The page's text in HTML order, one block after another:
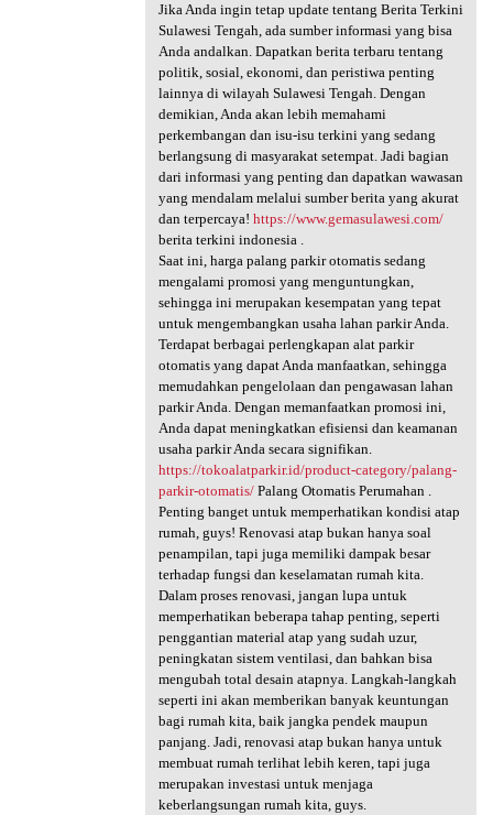
Jika Anda ingin tetap update tentang Berita Terkini
Sulawesi Tengah, ada sumber informasi yang bisa
Anda andalkan. Dapatkan berita terbaru tentang
politik, sosial, ekonomi, dan peristiwa penting
lainnya di wilayah Sulawesi Tengah. Dengan
demikian, Anda akan lebih memahami
perkembangan dan isu-isu terkini yang sedang
berlangsung di masyarakat setempat. Jadi bagian
dari informasi yang penting dan dapatkan wawasan
yang mendalam melalui sumber berita yang akurat
dan terpercaya! https://www.gemasulawesi.com/
berita terkini indonesia .
Saat ini, harga palang parkir otomatis sedang
mengalami promosi yang menguntungkan,
sehingga ini merupakan kesempatan yang tepat
untuk mengembangkan usaha lahan parkir Anda.
Terdapat berbagai perlengkapan alat parkir
otomatis yang dapat Anda manfaatkan, sehingga
memudahkan pengelolaan dan pengawasan lahan
parkir Anda. Dengan memanfaatkan promosi ini,
Anda dapat meningkatkan efisiensi dan keamanan
usaha parkir Anda secara signifikan.
https://tokoalatparkir.id/product-category/palang-
parkir-otomatis/Palang Otomatis Perumahan .
Penting banget untuk memperhatikan kondisi atap
rumah, guys! Renovasi atap bukan hanya soal
penampilan, tapi juga memiliki dampak besar
terhadap fungsi dan keselamatan rumah kita.
Dalam proses renovasi, jangan lupa untuk
memperhatikan beberapa tahap penting, seperti
penggantian material atap yang sudah uzur,
peningkatan sistem ventilasi, dan bahkan bisa
mengubah total desain atapnya. Langkah-langkah
seperti ini akan memberikan banyak keuntungan
bagi rumah kita, baik jangka pendek maupun
panjang. Jadi, renovasi atap bukan hanya untuk
membuat rumah terlihat lebih keren, tapi juga
merupakan investasi untuk menjaga
keberlangsungan rumah kita, guys.